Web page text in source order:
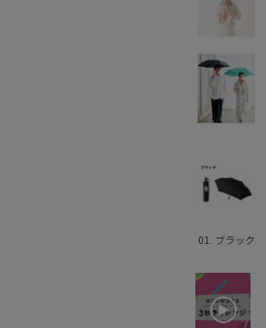
01. ブラック